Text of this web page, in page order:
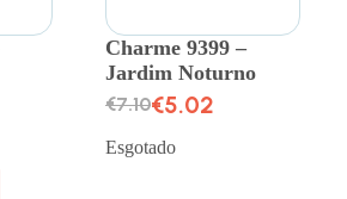
Charme 9399 –
Jardim Noturno
€7.10€5.02
Esgotado